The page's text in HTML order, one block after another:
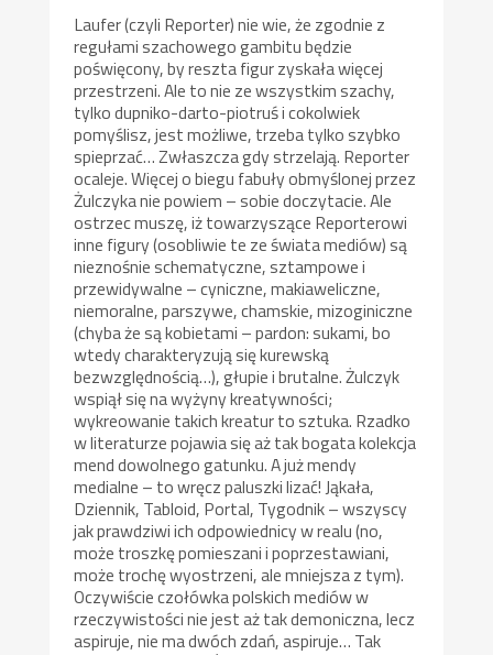
Laufer (czyli Reporter) nie wie, że zgodnie z
regułami szachowego gambitu będzie
poświęcony, by reszta figur zyskała więcej
przestrzeni. Ale to nie ze wszystkim szachy,
tylko dupniko-darto-piotruś i cokolwiek
pomyślisz, jest możliwe, trzeba tylko szybko
spieprzać… Zwłaszcza gdy strzelają. Reporter
ocaleje. Więcej o biegu fabuły obmyślonej przez
Żulczyka nie powiem – sobie doczytacie. Ale
ostrzec muszę, iż towarzyszące Reporterowi
inne figury (osobliwie te ze świata mediów) są
nieznośnie schematyczne, sztampowe i
przewidywalne – cyniczne, makiaweliczne,
niemoralne, parszywe, chamskie, mizoginiczne
(chyba że są kobietami – pardon: sukami, bo
wtedy charakteryzują się kurewską
bezwzględnością…), głupie i brutalne. Żulczyk
wspiął się na wyżyny kreatywności;
wykreowanie takich kreatur to sztuka. Rzadko
w literaturze pojawia się aż tak bogata kolekcja
mend dowolnego gatunku. A już mendy
medialne – to wręcz paluszki lizać! Jąkała,
Dziennik, Tabloid, Portal, Tygodnik – wszyscy
jak prawdziwi ich odpowiednicy w realu (no,
może troszkę pomieszani i poprzestawiani,
może trochę wyostrzeni, ale mniejsza z tym).
Oczywiście czołówka polskich mediów w
rzeczywistości nie jest aż tak demoniczna, lecz
aspiruje, nie ma dwóch zdań, aspiruje… Tak